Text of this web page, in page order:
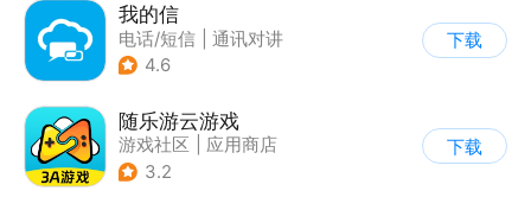
我的信
电话/短信
通讯对讲
4.6
下载
随乐游云游戏
游戏社区
应用商店
3.2
下载